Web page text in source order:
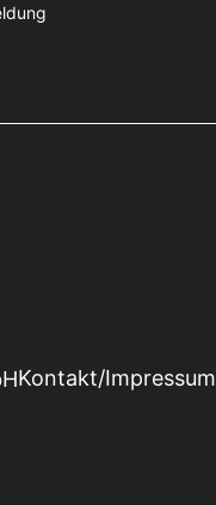
Kontakt/Impressum